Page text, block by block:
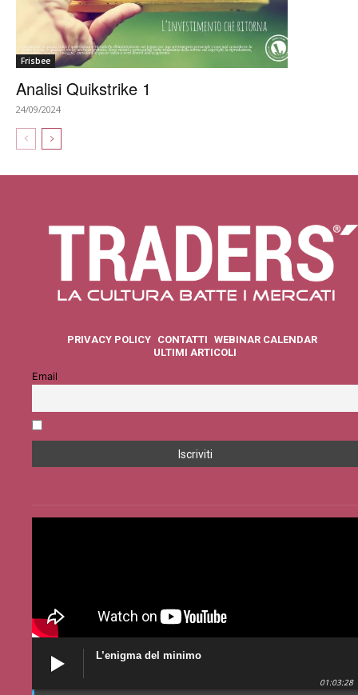
Frisbee
Analisi Quikstrike 1
24/09/2024
PRIVACY POLICY CONTATTI WEBINAR CALENDAR
ULTIMI ARTICOLI
Email
L’enigma del minimo
01:03:28